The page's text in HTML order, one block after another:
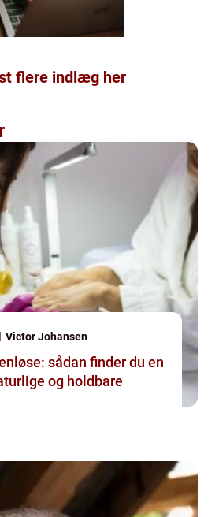
flere indlæg her
Victor Johansen
sådan finder du en
og holdbare